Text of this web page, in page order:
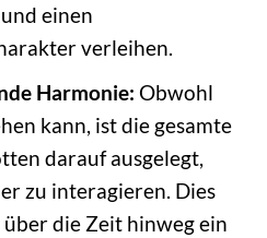
einen
verleihen.
Harmonie: Obwohl
kann, ist die gesamte
darauf ausgelegt,
zu interagieren. Dies
die Zeit hinweg ein